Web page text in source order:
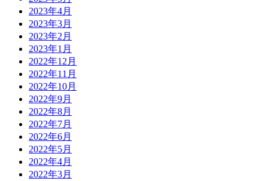
2023年4月
2023年3月
2023年2月
2023年1月
2022年12月
2022年11月
2022年10月
2022年9月
2022年8月
2022年7月
2022年6月
2022年5月
2022年4月
2022年3月